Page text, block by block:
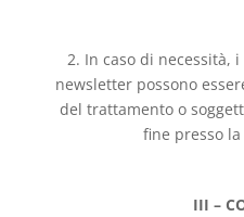
2. In caso di necessità,
newsletter possono
del trattamento o
fine presso
III –